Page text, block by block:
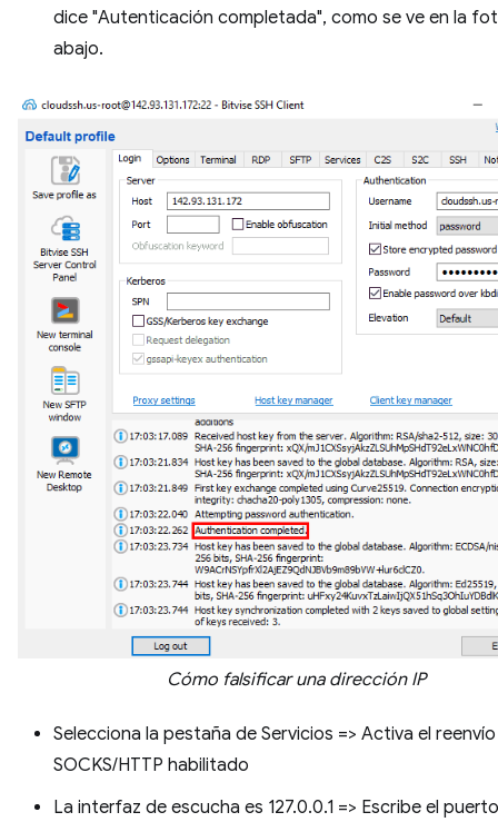
dice "Autenticación completada", como se ve en la
abajo.
Cómo falsificar una dirección IP
Selecciona la pestaña de Servicios => Activa el
SOCKS/HTTP habilitado
La interfaz de escucha es 127.0.0.1 => Escribe el